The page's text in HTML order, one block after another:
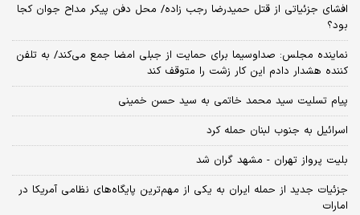
افشای جزئیاتی از قتل حمیدرضا رجب زاده/ محل دفن پیکر مداح جوان کجا
بود؟
نماینده مجلس: صداوسیما برای حمایت از جبلی امضا جمع می‌کند/ به تلفن
کننده هشدار دادم این کار زشت را متوقف کند
پیام تسلیت سید محمد خاتمی به سید حسن خمینی
اسرائیل به جنوب لبنان حمله کرد
بلیت پرواز تهران - مشهد گران شد
جزئیات جدید از حمله ایران به یکی از مهم‌ترین پایگاه‌های نظامی آمریکا در
امارات